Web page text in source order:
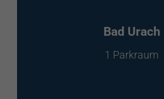
Bad Urach
1 Parkraum